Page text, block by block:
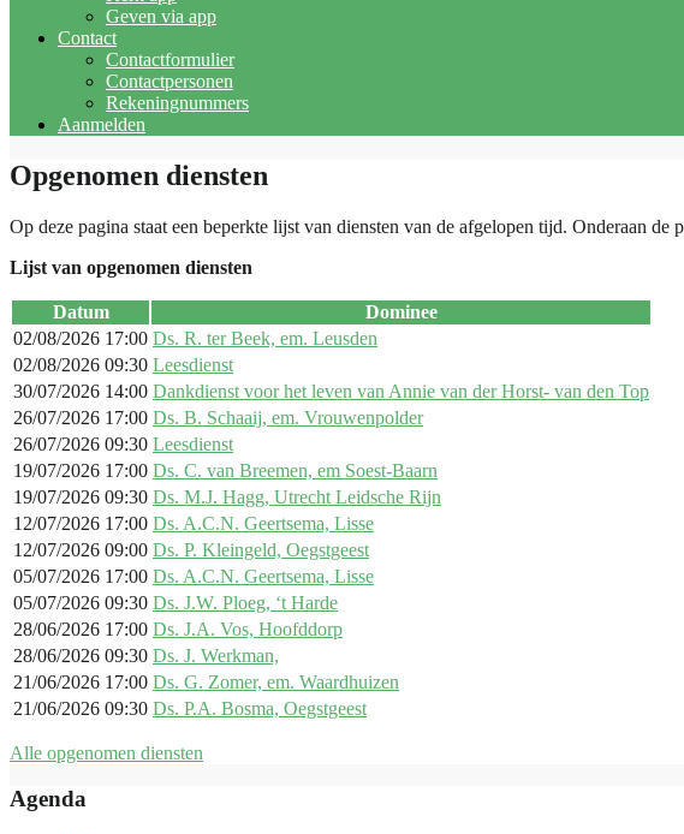
Geven via app
Contact
Contactformulier
Contactpersonen
Rekeningnummers
Aanmelden
Opgenomen diensten
Op deze pagina staat een beperkte lijst van diensten van de afgelopen tijd. Onderaan
Lijst van opgenomen diensten
Datum
Dominee
02/08/2026 17:00 Ds. R. ter Beek, em. Leusden
02/08/2026 09:30 Leesdienst
30/07/2026 14:00 Dankdienst voor het leven van Annie van der Horst- van den Top
26/07/2026 17:00 Ds. B. Schaaij, em. Vrouwenpolder
26/07/2026 09:30 Leesdienst
19/07/2026 17:00 Ds. C. van Breemen, em Soest-Baarn
19/07/2026 09:30 Ds. M.J. Hagg, Utrecht Leidsche Rijn
12/07/2026 17:00 Ds. A.C.N. Geertsema, Lisse
12/07/2026 09:00 Ds. P. Kleingeld, Oegstgeest
05/07/2026 17:00 Ds. A.C.N. Geertsema, Lisse
05/07/2026 09:30 Ds. J.W. Ploeg, ‘t Harde
28/06/2026 17:00 Ds. J.A. Vos, Hoofddorp
28/06/2026 09:30 Ds. J. Werkman,
21/06/2026 17:00 Ds. G. Zomer, em. Waardhuizen
21/06/2026 09:30 Ds. P.A. Bosma, Oegstgeest
Alle opgenomen diensten
Agenda